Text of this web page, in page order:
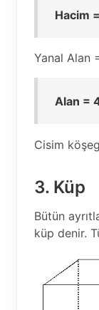
Hacim
Yanal Alan
Alan =
Cisim
3. Küp
Bütün
küp denir.